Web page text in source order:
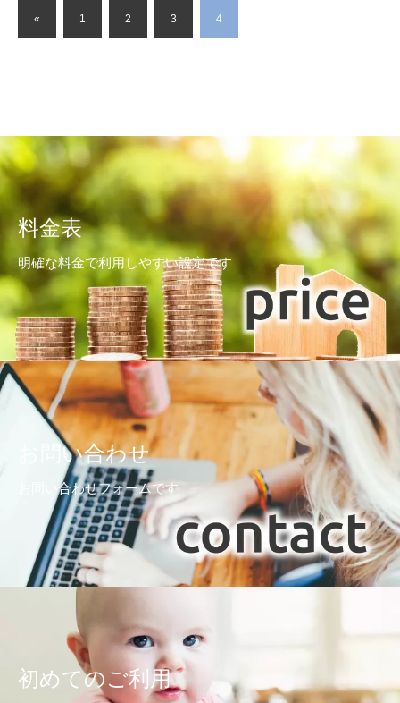
« 1 2 3 4
料金表
明確な料金で利用しやすい設定です
お問い合わせ
お問い合わせフォームです
初めてのご利用